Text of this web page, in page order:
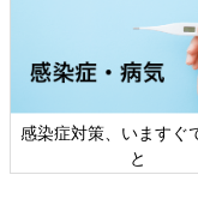
感染症対策、いますぐ
と